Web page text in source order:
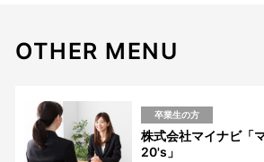
OTHER MENU
卒業生の方
株式会社マイナビ「
20's」